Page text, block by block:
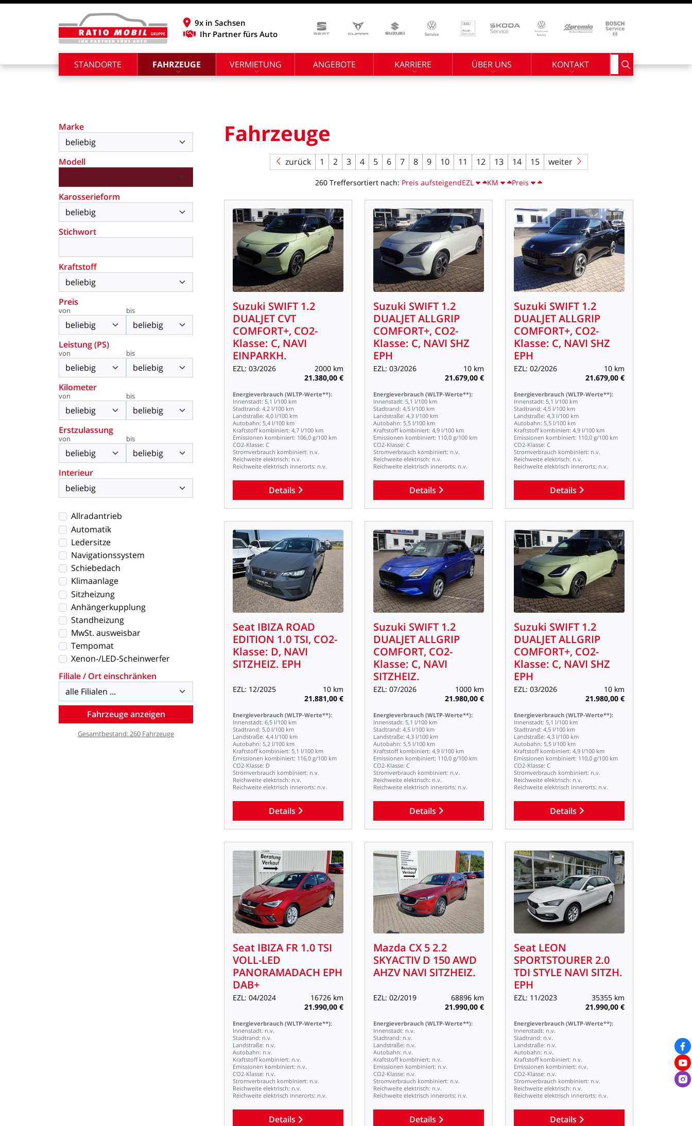
9x in Sachsen
Ihr Partner fürs Auto
STANDORTE FAHRZEUGE VERMIETUNG ANGEBOTE KARRIERE ÜBER UNS KONTAKT Suchbegriff
Marke
Modell
Karosserieform
Stichwort
Kraftstoff
Preis
von bis
Leistung (PS)
von bis
Kilometer
von bis
Erstzulassung
von bis
Interieur
Allradantrieb
Automatik
Ledersitze
Navigationssystem
Schiebedach
Klimaanlage
Sitzheizung
Anhängerkupplung
Standheizung
MwSt. ausweisbar
Tempomat
Xenon-/LED-Scheinwerfer
Filiale / Ort einschränken
Gesamtbestand:260 Fahrzeuge
Fahrzeuge
zurück 1 2 3 4 5 6 7 8 9 10 11 12 13 14 15 weiter
260 Treffersortiert nach: Preis aufsteigendEZL KM Preis
Suzuki SWIFT 1.2
DUALJET CVT
COMFORT+, CO2-
Klasse: C, NAVI
EINPARKH.
EZL: 03/2026 2000 km
21.380,00 €
Energieverbrauch (WLTP-Werte**):
Innenstadt: 5,1 l/100 km
Stadtrand: 4,2 l/100 km
Landstraße: 4,0 l/100 km
Autobahn: 5,4 l/100 km
Kraftstoff kombiniert: 4,7 l/100 km
Emissionen kombiniert: 106,0 g/100 km
CO2-Klasse: C
Stromverbrauch kombiniert: n.v.
Reichweite elektrisch: n.v.
Reichweite elektrisch innerorts: n.v.
Details
Suzuki SWIFT 1.2
DUALJETALLGRIP
COMFORT+, CO2-
Klasse: C, NAVI SHZ
EPH
EZL: 03/2026 10 km
21.679,00 €
Energieverbrauch (WLTP-Werte**):
Innenstadt: 5,1 l/100 km
Stadtrand: 4,5 l/100 km
Landstraße: 4,3 l/100 km
Autobahn: 5,5 l/100 km
Kraftstoff kombiniert: 4,9 l/100 km
Emissionen kombiniert: 110,0 g/100 km
CO2-Klasse: C
Stromverbrauch kombiniert: n.v.
Reichweite elektrisch: n.v.
Reichweite elektrisch innerorts: n.v.
Details
Suzuki SWIFT 1.2
DUALJETALLGRIP
COMFORT+, CO2-
Klasse: C, NAVI SHZ
EPH
EZL: 02/2026 10 km
21.679,00 €
Energieverbrauch (WLTP-Werte**):
Innenstadt: 5,1 l/100 km
Stadtrand: 4,5 l/100 km
Landstraße: 4,3 l/100 km
Autobahn: 5,5 l/100 km
Kraftstoff kombiniert: 4,9 l/100 km
Emissionen kombiniert: 110,0 g/100 km
CO2-Klasse: C
Stromverbrauch kombiniert: n.v.
Reichweite elektrisch: n.v.
Reichweite elektrisch innerorts: n.v.
Details
Seat IBIZA ROAD
EDITION 1.0TSI, CO2-
Klasse: D, NAVI
SITZHEIZ. EPH
EZL: 12/2025 10 km
21.881,00 €
Energieverbrauch (WLTP-Werte**):
Innenstadt: 6,5 l/100 km
Stadtrand: 5,0 l/100 km
Landstraße: 4,4 l/100 km
Autobahn: 5,2 l/100 km
Kraftstoff kombiniert: 5,1 l/100 km
Emissionen kombiniert: 116,0 g/100 km
CO2-Klasse: D
Stromverbrauch kombiniert: n.v.
Reichweite elektrisch: n.v.
Reichweite elektrisch innerorts: n.v.
Details
Suzuki SWIFT 1.2
DUALJETALLGRIP
COMFORT, CO2-
Klasse: C, NAVI
SITZHEIZ.
EZL: 07/2026 1000 km
21.980,00 €
Energieverbrauch (WLTP-Werte**):
Innenstadt: 5,1 l/100 km
Stadtrand: 4,5 l/100 km
Landstraße: 4,3 l/100 km
Autobahn: 5,5 l/100 km
Kraftstoff kombiniert: 4,9 l/100 km
Emissionen kombiniert: 110,0 g/100 km
CO2-Klasse: C
Stromverbrauch kombiniert: n.v.
Reichweite elektrisch: n.v.
Reichweite elektrisch innerorts: n.v.
Details
Suzuki SWIFT 1.2
DUALJETALLGRIP
COMFORT+, CO2-
Klasse: C, NAVI SHZ
EPH
EZL: 03/2026 10 km
21.980,00 €
Energieverbrauch (WLTP-Werte**):
Innenstadt: 5,1 l/100 km
Stadtrand: 4,5 l/100 km
Landstraße: 4,3 l/100 km
Autobahn: 5,5 l/100 km
Kraftstoff kombiniert: 4,9 l/100 km
Emissionen kombiniert: 110,0 g/100 km
CO2-Klasse: C
Stromverbrauch kombiniert: n.v.
Reichweite elektrisch: n.v.
Reichweite elektrisch innerorts: n.v.
Details
Seat IBIZA FR 1.0TSI
VOLL-LED
PANORAMADACH EPH
DAB+
EZL: 04/2024 16726 km
21.990,00 €
Energieverbrauch (WLTP-Werte**):
Innenstadt: n.v.
Stadtrand: n.v.
Landstraße: n.v.
Autobahn: n.v.
Kraftstoff kombiniert: n.v.
Emissionen kombiniert: n.v.
CO2-Klasse: n.v.
Stromverbrauch kombiniert: n.v.
Reichweite elektrisch: n.v.
Reichweite elektrisch innerorts: n.v.
Details
Mazda CX 52.2
SKYACTIV D 150AWD
AHZV NAVI SITZHEIZ.
EZL: 02/2019 68896 km
21.990,00 €
Energieverbrauch (WLTP-Werte**):
Innenstadt: n.v.
Stadtrand: n.v.
Landstraße: n.v.
Autobahn: n.v.
Kraftstoff kombiniert: n.v.
Emissionen kombiniert: n.v.
CO2-Klasse: n.v.
Stromverbrauch kombiniert: n.v.
Reichweite elektrisch: n.v.
Reichweite elektrisch innerorts: n.v.
Details
Seat LEON
SPORTSTOURER2.0
TDI STYLE NAVI SITZH.
EPH
EZL: 11/2023 35355 km
21.990,00 €
Energieverbrauch (WLTP-Werte**):
Innenstadt: n.v.
Stadtrand: n.v.
Landstraße: n.v.
Autobahn: n.v.
Kraftstoff kombiniert: n.v.
Emissionen kombiniert: n.v.
CO2-Klasse: n.v.
Stromverbrauch kombiniert: n.v.
Reichweite elektrisch: n.v.
Reichweite elektrisch innerorts: n.v.
Details